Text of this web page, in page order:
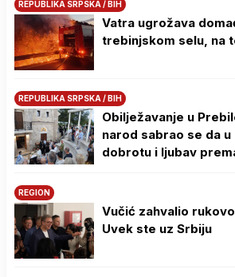
REPUBLIKA SRPSKA / BIH
Vatra ugrožava
trebinjskom selu, na
REPUBLIKA SRPSKA / BIH
Obilježavanje u
narod sabrao se da
dobrotu i ljubav
REGION
Vučić zahvalio
Uvek ste uz Srbiju